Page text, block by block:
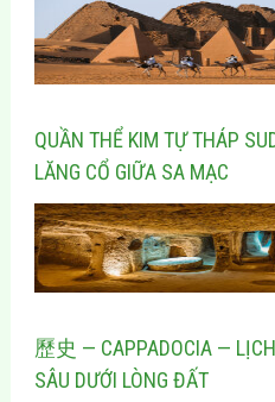
QUẦN THỂ KIM TỰ THÁP
LĂNG CỔ GIỮA SA MẠC
歷史 — CAPPADOCIA —
SÂU DƯỚI LÒNG ĐẤT